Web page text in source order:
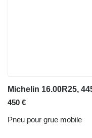
450 €
Pneu pour grue mobile